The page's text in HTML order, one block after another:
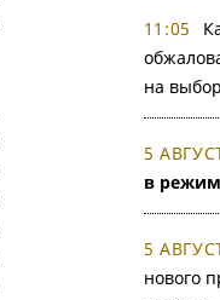
11:05
на
5
в
5
нового